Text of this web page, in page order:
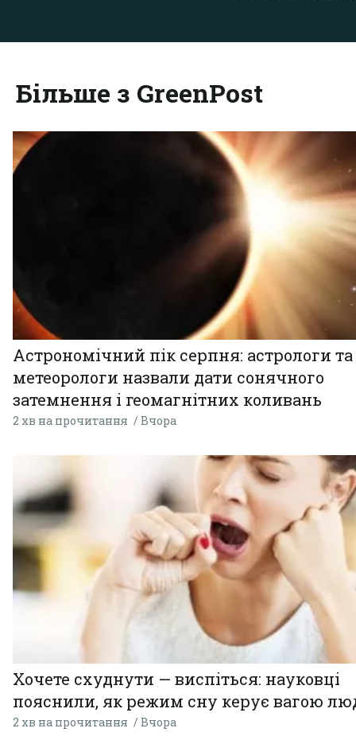
Більше з GreenPost
Астрономічний пік серпня: астрологи та
метеорологи назвали дати сонячного
затемнення і геомагнітних коливань
2 хв на прочитання Вчора
Хочете схуднути — виспіться: науковці
пояснили, як режим сну керує вагою
2 хв на прочитання Вчора